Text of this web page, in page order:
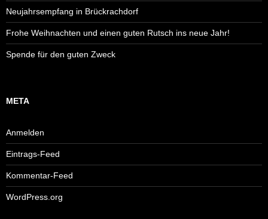
Neujahrsempfang in Brückrachdorf
Frohe Weihnachten und einen guten Rutsch ins neue Jahr!
Spende für den guten Zweck
META
Anmelden
Eintrags-Feed
Kommentar-Feed
WordPress.org